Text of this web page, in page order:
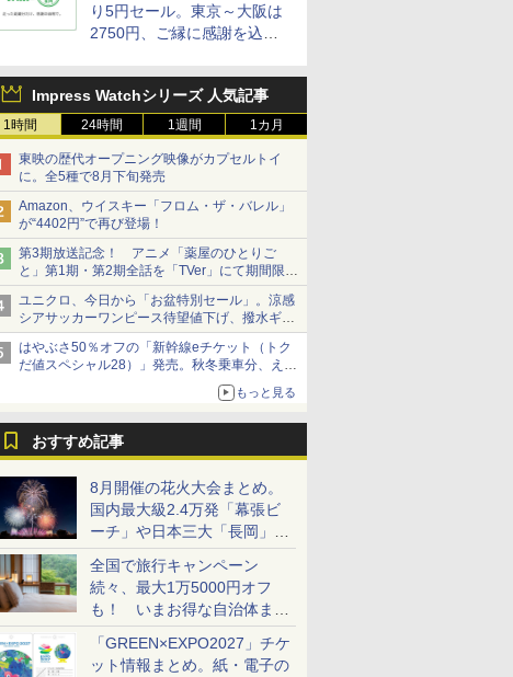
り5円セール。東京～大阪は
2750円、ご縁に感謝を込め
Impress Watchシリーズ 人気記事
1時間 24時間 1週間 1カ月
東映の歴代オープニング映像がカプセルトイ
に。全5種で8月下旬発売
Amazon、ウイスキー「フロム・ザ・バレル」
が“4402円”で再び登場！
第3期放送記念！ アニメ「薬屋のひとりご
と」第1期・第2期全話を「TVer」にて期間限定
で順次無料配信開始
ユニクロ、今日から「お盆特別セール」。涼感
シアサッカーワンピース待望値下げ、撥水ギア
ショーツは1990円に
はやぶさ50％オフの「新幹線eチケット（トク
だ値スペシャル28）」発売。秋冬乗車分、えき
もっと見る
おすすめ記事
8月開催の花火大会まとめ。
国内最大級2.4万発「幕張ビ
ーチ」や日本三大「長岡」な
ど大型イベント目白押し！
全国で旅行キャンペーン
続々、最大1万5000円オフ
も！ いまお得な自治体まと
め
「GREEN×EXPO2027」チケ
ット情報まとめ。紙・電子の